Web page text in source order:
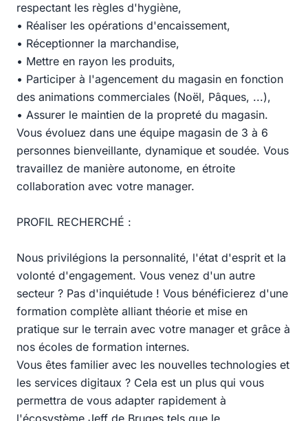
respectant les règles d'hygiène,
• Réaliser les opérations d'encaissement,
• Réceptionner la marchandise,
• Mettre en rayon les produits,
• Participer à l'agencement du magasin en fonction
des animations commerciales (Noël, Pâques, ...),
• Assurer le maintien de la propreté du magasin.
Vous évoluez dans une équipe magasin de 3 à 6
personnes bienveillante, dynamique et soudée. Vous
travaillez de manière autonome, en étroite
collaboration avec votre manager.
PROFIL RECHERCHÉ :
Nous privilégions la personnalité, l'état d'esprit et la
volonté d'engagement. Vous venez d'un autre
secteur ? Pas d'inquiétude ! Vous bénéficierez d'une
formation complète alliant théorie et mise en
pratique sur le terrain avec votre manager et grâce à
nos écoles de formation internes.
Vous êtes familier avec les nouvelles technologies et
les services digitaux ? Cela est un plus qui vous
permettra de vous adapter rapidement à
l'écosystème Jeff de Bruges tels que le